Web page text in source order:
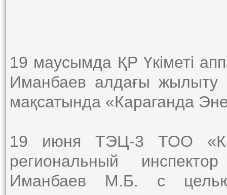
19 маусымда ҚР Үкіметі
Иманбаев алдағы
мақсатында «Караганда
19 июня ТЭЦ-3 ТОО
региональный
Иманбаев М.Б. с